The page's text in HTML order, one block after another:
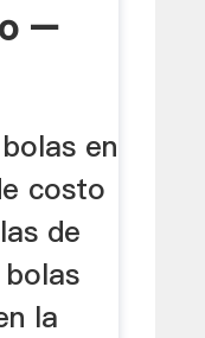
–
en
costo
de
la